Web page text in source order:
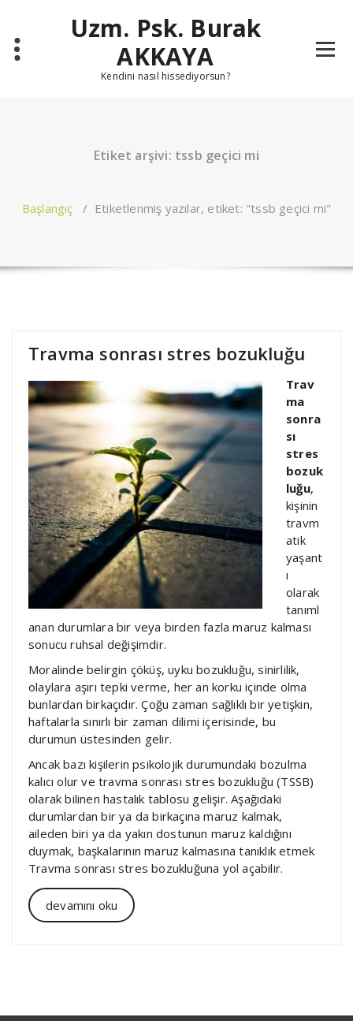
Uzm. Psk. Burak
AKKAYA
Kendini nasıl hissediyorsun?
Etiket arşivi: tssb geçici mi
Başlangıç / Etiketlenmiş yazılar, etiket: "tssb geçici mi"
Travma sonrası stres bozukluğu
Trav
ma
sonra
sı
stres
bozuk
luğu,
kişinin
travm
atik
yaşant
ı
olarak
tanıml
anan durumlara bir veya birden fazla maruz kalması
sonucu ruhsal değişimdir.
Moralinde belirgin çöküş, uyku bozukluğu, sinirlilik,
olaylara aşırı tepki verme, her an korku içinde olma
bunlardan birkaçıdır. Çoğu zaman sağlıklı bir yetişkin,
haftalarla sınırlı bir zaman dilimi içerisinde, bu
durumun üstesinden gelir.
Ancak bazı kişilerin psikolojik durumundaki bozulma
kalıcı olur ve travma sonrası stres bozukluğu (TSSB)
olarak bilinen hastalık tablosu gelişir. Aşağıdaki
durumlardan bir ya da birkaçına maruz kalmak,
aileden biri ya da yakın dostunun maruz kaldığını
duymak, başkalarının maruz kalmasına tanıklık etmek
Travma sonrası stres bozukluğuna yol açabilir.
devamını oku